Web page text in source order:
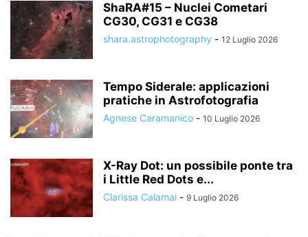
ShaRA#15 – Nuclei Cometari
CG30, CG31 e CG38
shara.astrophotography - 12 Luglio 2026
Tempo Siderale: applicazioni
pratiche in Astrofotografia
Agnese Caramanico - 10 Luglio 2026
X-Ray Dot: un possibile ponte tra
i Little Red Dots e...
Clarissa Calamai - 9 Luglio 2026